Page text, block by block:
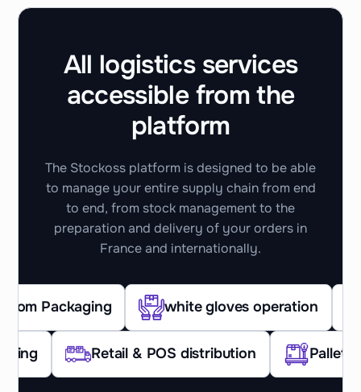
All logistics services
accessible from the
platform
The Stockoss platform is designed to be able
to manage your entire supply chain from end
to end, from stock management to the
preparation and delivery of your orders in
France and internationally.
Packaging white gloves operation
Retail & POS distribution Pallet